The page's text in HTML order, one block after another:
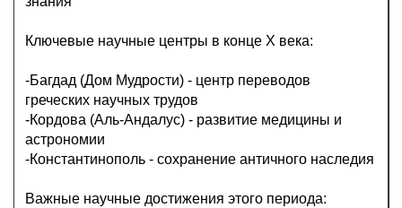
Ключевые научные центры в конце X века:
-Багдад (Дом Мудрости) - центр переводов
греческих научных трудов
-Кордова (Аль-Андалус) - развитие медицины и
астрономии
-Константинополь - сохранение античного наследия
Важные научные достижения этого периода: